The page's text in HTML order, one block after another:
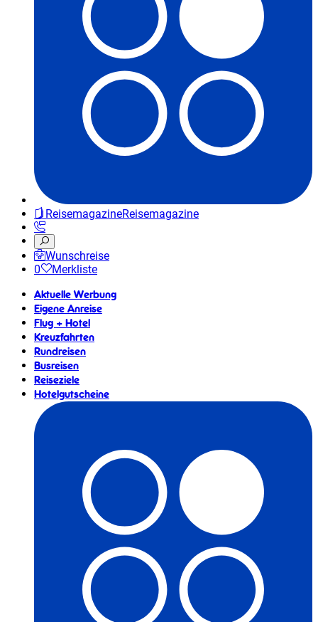
ReisemagazineReisemagazine
Wunschreise
0
Merkliste
Aktuelle Werbung
Eigene Anreise
Flug + Hotel
Kreuzfahrten
Rundreisen
Busreisen
Reiseziele
Hotelgutscheine